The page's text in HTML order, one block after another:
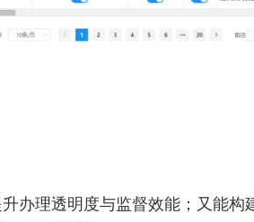
办理透明度与监督效能；又能构